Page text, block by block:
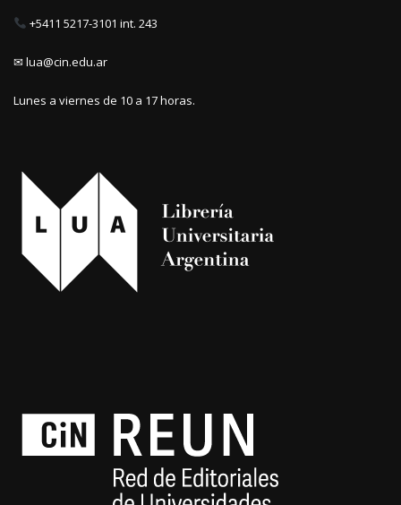
+5411 5217-3101 int. 243
✉ lua@cin.edu.ar
Lunes a viernes de 10 a 17 horas.